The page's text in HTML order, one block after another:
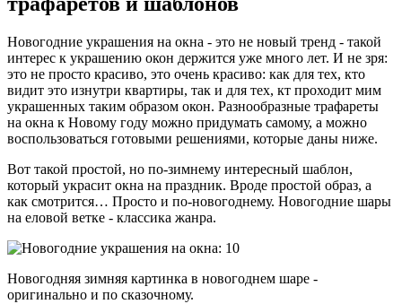
Новогодние украшения на окна - это не новый тренд - такой
интерес к украшению окон держится уже много лет. И не зря:
это не просто красиво, это очень красиво: как для тех, кто
видит это изнутри квартиры, так и для тех, кт проходит мим
украшенных таким образом окон. Разнообразные трафареты
на окна к Новому году можно придумать самому, а можно
воспользоваться готовыми решениями, которые даны ниже.
Вот такой простой, но по-зимнему интересный шаблон,
который украсит окна на праздник. Вроде простой образ, а
как смотрится… Просто и по-новогоднему. Новогодние шары
на еловой ветке - классика жанра.
Новогодняя зимняя картинка в новогоднем шаре -
оригинально и по сказочному.